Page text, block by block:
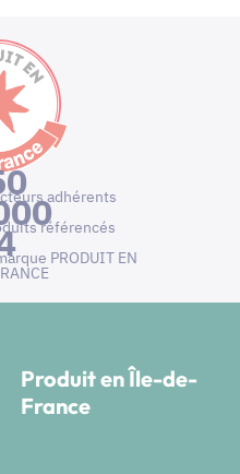
adhérents
référencés
PRODUIT EN
Produit en Île-de-
France